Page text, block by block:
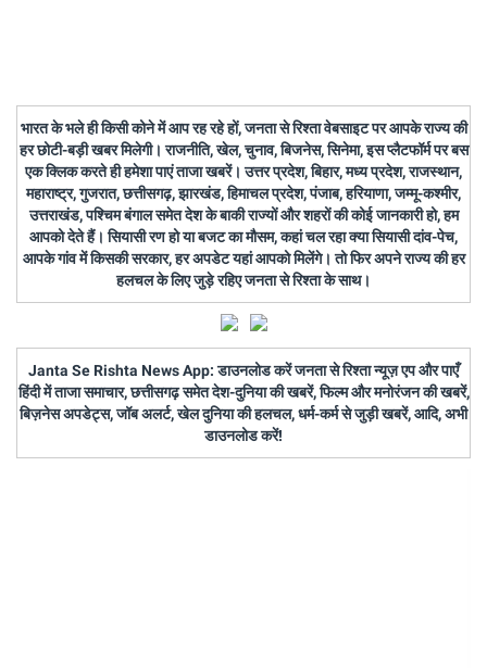
भारत के भले ही किसी कोने में आप रह रहे हों, जनता से रिश्ता वेबसाइट पर आपके राज्य की
हर छोटी-बड़ी खबर मिलेगी। राजनीति, खेल, चुनाव, बिजनेस, सिनेमा, इस प्लैटफॉर्म पर बस
एक क्लिक करते ही हमेशा पाएं ताजा खबरें। उत्तर प्रदेश, बिहार, मध्य प्रदेश, राजस्थान,
महाराष्ट्र, गुजरात, छत्तीसगढ़, झारखंड, हिमाचल प्रदेश, पंजाब, हरियाणा, जम्मू-कश्मीर,
उत्तराखंड, पश्चिम बंगाल समेत देश के बाकी राज्यों और शहरों की कोई जानकारी हो, हम
आपको देते हैं। सियासी रण हो या बजट का मौसम, कहां चल रहा क्या सियासी दांव-पेच,
आपके गांव में किसकी सरकार, हर अपडेट यहां आपको मिलेंगे। तो फिर अपने राज्य की हर
हलचल के लिए जुड़े रहिए जनता से रिश्ता के साथ।
Janta Se Rishta News App: डाउनलोड करें जनता से रिश्ता न्यूज़ एप और पाएँ
हिंदी में ताजा समाचार, छत्तीसगढ़ समेत देश-दुनिया की खबरें, फिल्म और मनोरंजन की खबरें,
बिज़नेस अपडेट्स, जॉब अलर्ट, खेल दुनिया की हलचल, धर्म-कर्म से जुड़ी खबरें, आदि, अभी
डाउनलोड करें!